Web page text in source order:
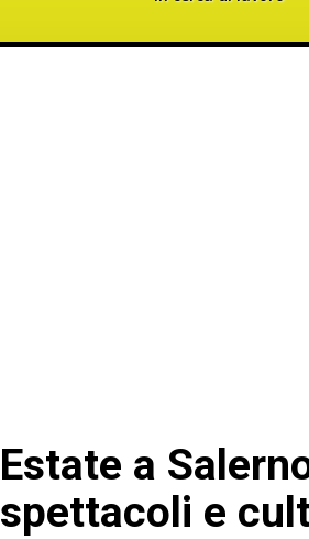
Estate a
spettacoli e